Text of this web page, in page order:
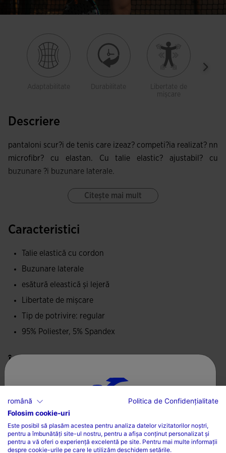
Adaptabilitate Durabilitate
Libertate de
mișcare
Descriere
pantaloni scur?i de tenis care izeaz? competi?ia realizat? nn
microfibr? cu elastan. Cu talie elastic? ajustabil? cu
buzunare ?i buzunare laterale.
Citește mai mult
Caracteristici
Talie elastică cu cordon
Buzunare laterale
esătură eleastică și lejeră
Libertate de mișcare
Tip de potrivire: regular
95% Poliester, 5% Spandex
Îngrijire
Se poate spăla la mașină fară a depăși 30 de grade
Nu folosiți înălbitor
Călcați la o temperatură maximă de 110 grade
ALEGEȚI ȚARA ȘI LIMBA
Țară
română
Politica de Confidențialitate
Folosim cookie-uri
Este posibil să plasăm acestea pentru analiza datelor vizitatorilor noștri,
pentru a îmbunătăți site-ul nostru, pentru a afișa conținut personalizat și
pentru a vă oferi o experiență excelentă pe site. Pentru mai multe informații
despre cookie-urile pe care le utilizăm deschidem setările.